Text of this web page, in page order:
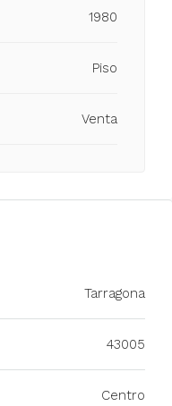
1980
Piso
Venta
Tarragona
43005
Centro